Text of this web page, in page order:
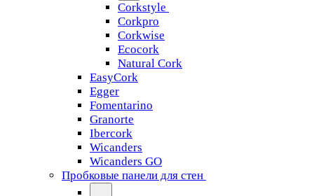
Corkstyle
Corkpro
Corkwise
Ecocork
Natural Cork
EasyCork
Egger
Fomentarino
Granorte
Ibercork
Wicanders
Wicanders GO
Пробковые панели для стен